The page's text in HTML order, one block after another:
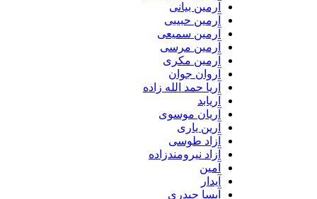
آرمین بیانی
آرمین حبیبی
آرمین سمیعی
آرمین مرسی
آرمین مکری
آروان جوان
آریا حمد الله زاده
آریابد
آریان موسوی
آرین یاری
آزاد طوسی
آزاد نیرومندزاده
آمین
آیدار
آیسا حیدری